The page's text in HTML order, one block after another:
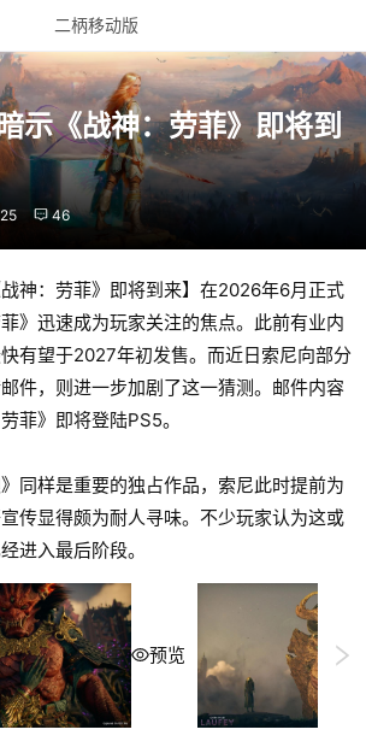
二柄移动版
示《战神：劳菲》即将到
46
战神：劳菲》即将到来】在2026年6月正式
》迅速成为玩家关注的焦点。此前有业内
有望于2027年初发售。而近日索尼向部分
件，则进一步加剧了这一猜测。邮件内容
菲》即将登陆PS5。
同样是重要的独占作品，索尼此时提前为
宣传显得颇为耐人寻味。不少玩家认为这或
进入最后阶段。
预览